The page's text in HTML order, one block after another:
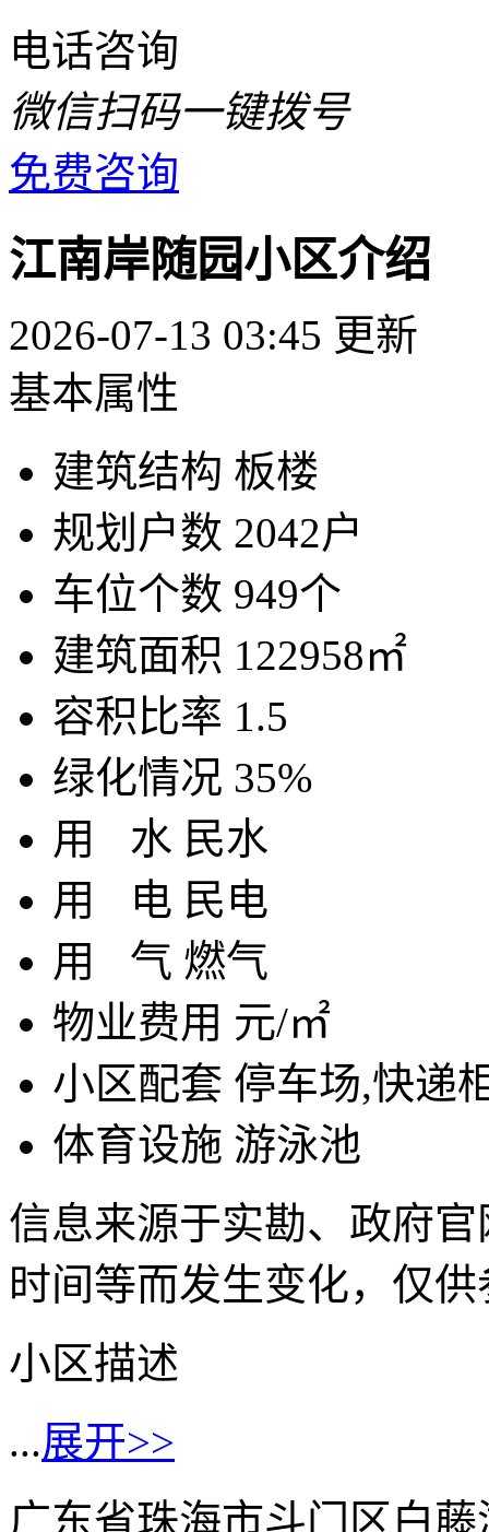
电话咨询
微信扫码一键拨号
免费咨询
江南岸随园小区介绍
2026-07-13 03:45 更新
基本属性
建筑结构 板楼
规划户数 2042户
车位个数 949个
建筑面积 122958㎡
容积比率 1.5
绿化情况 35%
用 水 民水
用
电 民电
用 气 燃气
物业费用 元/㎡
小区配套 停车场,快递
体育设施 游泳池
信息来源于实勘、政府
时间等而发生变化，仅
小区描述
...展开>>
广东省珠海市斗门区白